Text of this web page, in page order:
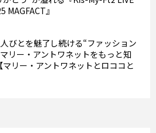
MAGFACT』
びとを魅了し続ける“ファッション
リー・アントワネットをもっと知
マリー・アントワネットとロココと